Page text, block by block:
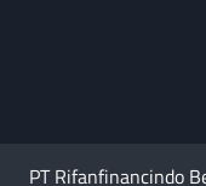
PT Rifanfinancindo